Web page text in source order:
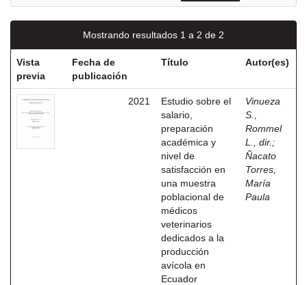
Mostrando resultados 1 a 2 de 2
Vista
previa
Fecha de
publicación
Título Autor(es)
2021
Estudio sobre el
salario,
preparación
académica y
nivel de
satisfacción en
una muestra
poblacional de
médicos
veterinarios
dedicados a la
producción
avícola en
Ecuador
Vinueza
S.,
Rommel
L., dir. ;
Ñacato
Torres,
María
Paula